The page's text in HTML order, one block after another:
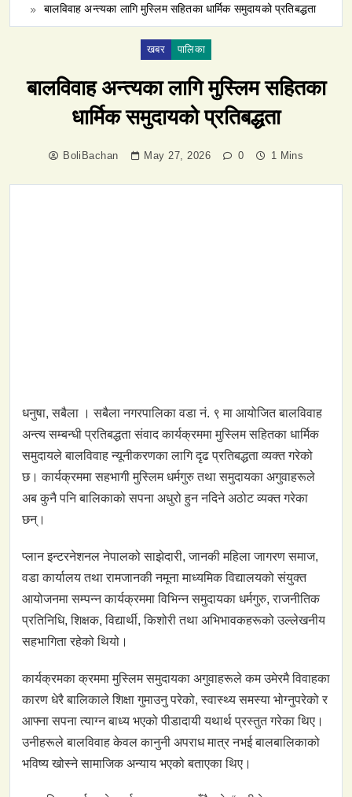
बालविवाह अन्त्यका लागि मुस्लिम सहितका धार्मिक समुदायको प्रतिबद्धता
खबर पालिका
बालविवाह अन्त्यका लागि मुस्लिम सहितका
धार्मिक समुदायको प्रतिबद्धता
BoliBachan May 27, 2026 0 1 Mins
धनुषा, सबैला । सबैला नगरपालिका वडा नं. ९ मा आयोजित बालविवाह
अन्त्य सम्बन्धी प्रतिबद्धता संवाद कार्यक्रममा मुस्लिम सहितका धार्मिक
समुदायले बालविवाह न्यूनीकरणका लागि दृढ प्रतिबद्धता व्यक्त गरेको
छ। कार्यक्रममा सहभागी मुस्लिम धर्मगुरु तथा समुदायका अगुवाहरूले
अब कुनै पनि बालिकाको सपना अधुरो हुन नदिने अठोट व्यक्त गरेका
छन्।
प्लान इन्टरनेशनल नेपालको साझेदारी, जानकी महिला जागरण समाज,
वडा कार्यालय तथा रामजानकी नमूना माध्यमिक विद्यालयको संयुक्त
आयोजनमा सम्पन्न कार्यक्रममा विभिन्न समुदायका धर्मगुरु, राजनीतिक
प्रतिनिधि, शिक्षक, विद्यार्थी, किशोरी तथा अभिभावकहरूको उल्लेखनीय
सहभागिता रहेको थियो।
कार्यक्रमका क्रममा मुस्लिम समुदायका अगुवाहरूले कम उमेरमै विवाहका
कारण धेरै बालिकाले शिक्षा गुमाउनु परेको, स्वास्थ्य समस्या भोग्नुपरेको र
आफ्ना सपना त्याग्न बाध्य भएको पीडादायी यथार्थ प्रस्तुत गरेका थिए।
उनीहरूले बालविवाह केवल कानुनी अपराध मात्र नभई बालबालिकाको
भविष्य खोस्ने सामाजिक अन्याय भएको बताएका थिए।